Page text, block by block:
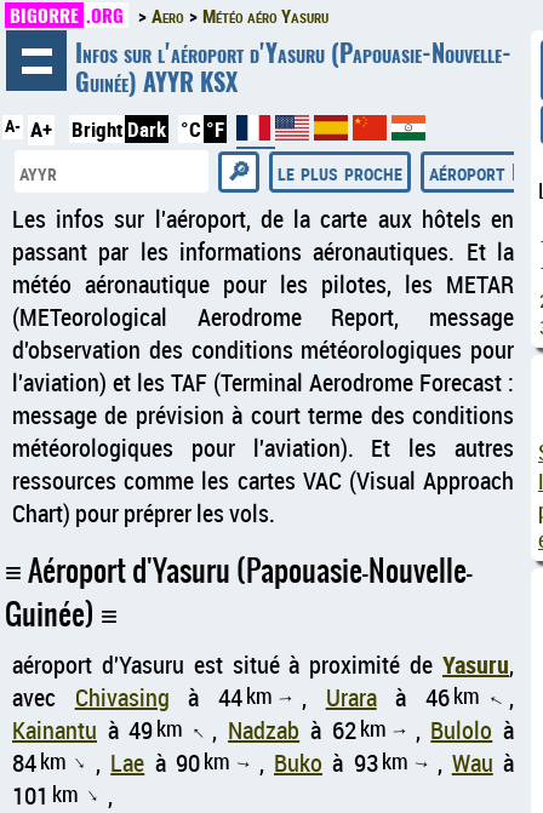
BIGORRE .ORG Aero Météo aéro Yasuru
Infos sur l'aéroport d'Yasuru (Papouasie-Nouvelle-
Guinée) AYYR KSX
A- A+ Bright Dark °C °F
le plus proche
aéroport
Les infos sur l'aéroport, de la carte aux hôtels en
passant par les informations aéronautiques. Et la
météo aéronautique pour les pilotes, les METAR
(METeorological Aerodrome Report, message
d'observation des conditions météorologiques pour
l'aviation) et les TAF (Terminal Aerodrome Forecast :
message de prévision à court terme des conditions
météorologiques pour l'aviation). Et les autres
ressources comme les cartes VAC (Visual Approach
Chart) pour préprer les vols.
Aéroport d'Yasuru (Papouasie-Nouvelle-
Guinée)
aéroport d'Yasuru est situé à proximité de Yasuru,
avec Chivasing à 44km ↑ , Uraraà 46km ↑ ,
Kainantu à 49km ↑ , Nadzab à 62km ↑ , Bulolo à
84km ↑ , Lae à 90km ↑ , Buko à 93km ↑ , Wau à
101 km ↑ ,